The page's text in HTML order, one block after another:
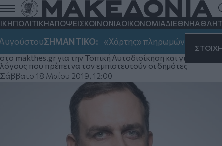
ΠΟΛΙΤΙΚΗΑΠΟΨΕΙΣΚΟΙΝΩΝΙΑΟΙΚΟΝΟΜΙΑΔΙΕΘΝΗ
ΣΗΜΑΝΤΙΚΟ: «Χάρτης» πληρωμών από e-
Όθωνας Παπαδόπουλος: Αποφάσισα να
ασχοληθώ με την πόλη μου με κίνητρο
την επιθυμία μου να προσφέρω
Ο υποψήφιος δημοτικός σύμβουλος Θεσσαλονίκης μιλάει
στο makthes.gr για την Τοπική Αυτοδιοίκηση και για τους
λόγους που πρέπει να τον εμπιστευτούν οι δημότες
Σάββατο 18 Μαΐου 2019, 12:00